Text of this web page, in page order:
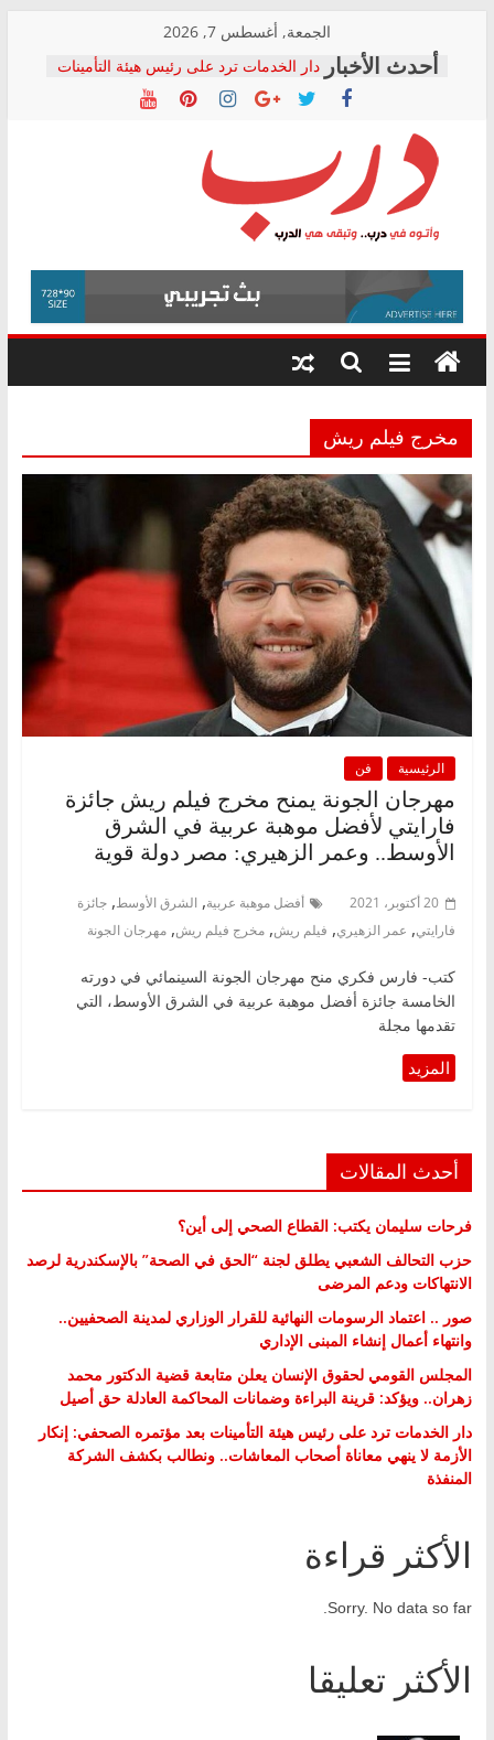
content
الجمعة, أغسطس 7, 2026
دار الخدمات ترد على رئيس هيئة التأمينات
بعد مؤتمره الصحفي: إنكار الأزمة لا ينهي
معاناة أصحاب المعاشات.. ونطالب بكشف
فرحات سليمان يكتب: القطاع الصحي إلى
أين؟
حزب التحالف الشعبي يطلق لجنة “الحق
في الصحة” بالإسكندرية لرصد الانتهاكات
ودعم المرضى
الوزاري لمدينة الصحفيين.. وانتهاء أعمال
إنشاء المبنى الإداري
المجلس القومي لحقوق الإنسان يعلن
متابعة قضية الدكتور محمد زهران.. ويؤكد:
قرينة البراءة وضمانات المحاكمة العادلة
درب
وأتوه
درب..
وتبقى
هي
مخرج فيلم ريش
الرئيسية فن
مهرجان الجونة يمنح مخرج فيلم ريش جائزة
فارايتي لأفضل موهبة عربية في الشرق
الأوسط.. وعمر الزهيري: مصر دولة قوية
20 أكتوبر، 2021 أفضل موهبة عربية, الشرق الأوسط, جائزة
فارايتي, عمر الزهيري, فيلم ريش, مخرج فيلم ريش, مهرجان الجونة
كتب- فارس فكري منح مهرجان الجونة السينمائي في دورته
الخامسة جائزة أفضل موهبة عربية في الشرق الأوسط، التي
تقدمها مجلة
أحدث المقالات
فرحات سليمان يكتب: القطاع الصحي إلى أين؟
حزب التحالف الشعبي يطلق لجنة “الحق في الصحة” بالإسكندرية لرصد
الانتهاكات ودعم المرضى
صور .. اعتماد الرسومات النهائية للقرار الوزاري لمدينة الصحفيين..
وانتهاء أعمال إنشاء المبنى الإداري
المجلس القومي لحقوق الإنسان يعلن متابعة قضية الدكتور محمد
زهران.. ويؤكد: قرينة البراءة وضمانات المحاكمة العادلة حق أصيل
دار الخدمات ترد على رئيس هيئة التأمينات بعد مؤتمره الصحفي: إنكار
الأزمة لا ينهي معاناة أصحاب المعاشات.. ونطالب بكشف الشركة
المنفذة
الأكثر قراءة
Sorry. No data so far.
الأكثر تعليقا